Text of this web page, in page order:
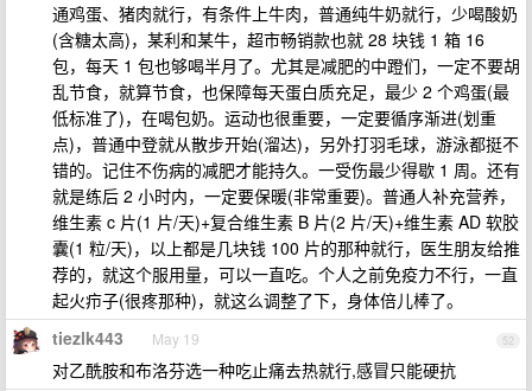
通鸡蛋、猪肉就行，有条件上牛肉，普通纯牛奶就行，少喝酸奶
(含糖太高)，某利和某牛，超市畅销款也就 28 块钱 1 箱 16
包，每天 1 包也够喝半月了。尤其是减肥的中蹬们，一定不要胡
乱节食，就算节食，也保障每天蛋白质充足，最少 2 个鸡蛋(最
低标准了)，在喝包奶。运动也很重要，一定要循序渐进(划重
点)，普通中登就从散步开始(溜达)，另外打羽毛球，游泳都挺不
错的。记住不伤病的减肥才能持久。一受伤最少得歇 1 周。还有
就是练后 2 小时内，一定要保暖(非常重要)。普通人补充营养，
维生素 c 片(1 片/天)+复合维生素 B 片(2 片/天)+维生素 AD 软胶
囊(1 粒/天)，以上都是几块钱 100 片的那种就行，医生朋友给推
荐的，就这个服用量，可以一直吃。个人之前免疫力不行，一直
起火疖子(很疼那种)，就这么调整了下，身体倍儿棒了。
52
tiezlk443 May 19
对乙酰胺和布洛芬选一种吃止痛去热就行,感冒只能硬抗